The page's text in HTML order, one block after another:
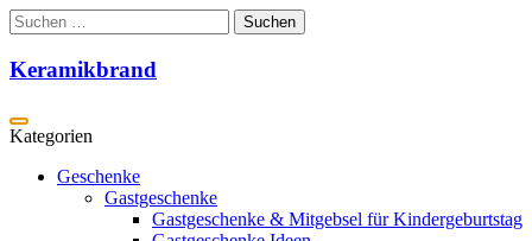
Zum
Inhalt
springen
Suchen
nach:
Keramikbrand
Geschenke
Gastgeschenke
Gastgeschenke & Mitgebsel für Kindergeburtstag